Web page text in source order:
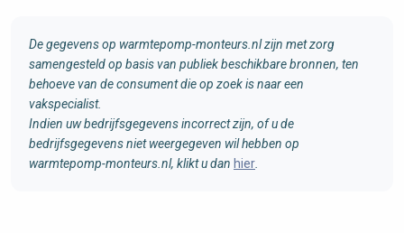
De gegevens op warmtepomp-monteurs.nl zijn met zorg
samengesteld op basis van publiek beschikbare bronnen, ten
behoeve van de consument die op zoek is naar een
vakspecialist.
Indien uw bedrijfsgegevens incorrect zijn, of u de
bedrijfsgegevens niet weergegeven wil hebben op
warmtepomp-monteurs.nl, klikt u dan hier